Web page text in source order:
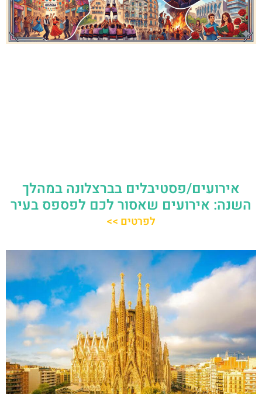
אירועים/פסטיבלים בברצלונה במהלך
השנה: אירועים שאסור לכם לפספס בעיר
לפרטים >>